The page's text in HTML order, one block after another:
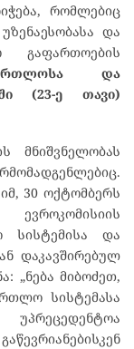
რომლებიც
და
და
(23-ე თავი)
მნიშვნელობას
30 ოქტომბერს
ევროკომისიის
სისტემისა და
დაკავშირებულ
„ნება მიბოძეთ,
სისტემასა